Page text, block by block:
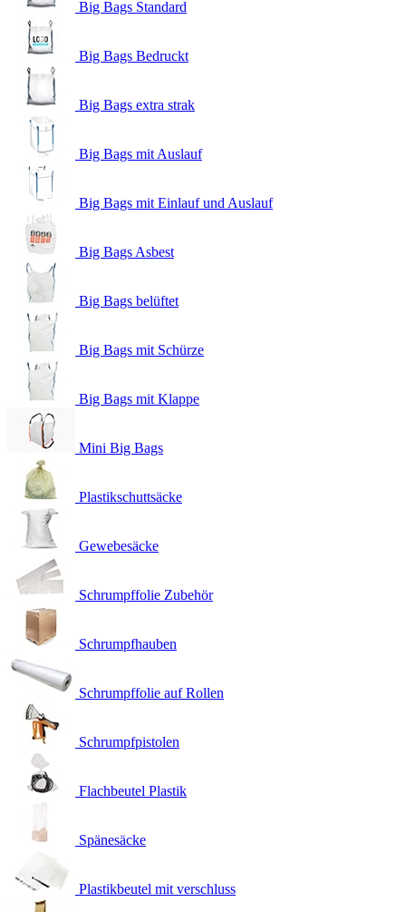
Big Bags Standard
Big Bags Bedruckt
Big Bags extra strak
Big Bags mit Auslauf
Big Bags mit Einlauf und Auslauf
Big Bags Asbest
Big Bags belüftet
Big Bags mit Schürze
Big Bags mit Klappe
Mini Big Bags
Plastikschuttsäcke
Gewebesäcke
Schrumpffolie Zubehör
Schrumpfhauben
Schrumpffolie auf Rollen
Schrumpfpistolen
Flachbeutel Plastik
Spänesäcke
Plastikbeutel mit verschluss